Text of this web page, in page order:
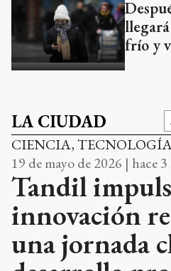
frío y
LA CIUDAD
CIENCIA,
19 de mayo de 2026 | hace 3
Tandil
innovación
una jornada